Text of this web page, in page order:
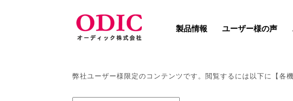
製品情報 ユーザー様の声
弊社ユーザー様限定のコンテンツです。閲覧するには以下に【各